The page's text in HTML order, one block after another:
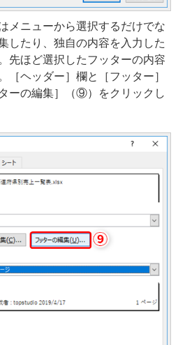
メニューから選択するだけでな
したり、独自の内容を入力した
先ほど選択したフッターの内容
［ヘッダー］欄と［フッター］
ーの編集］（⑨）をクリックし